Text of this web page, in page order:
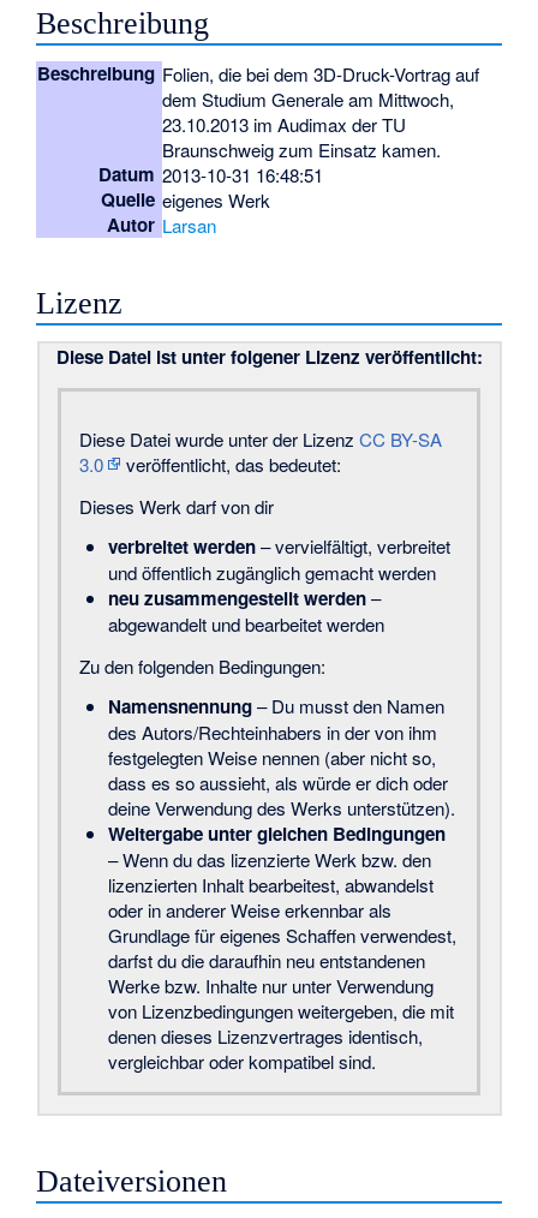
Beschreibung
Beschreibung Folien, die bei dem 3D-Druck-Vortrag auf
dem Studium Generale am Mittwoch,
23.10.2013 im Audimax der TU
Braunschweig zum Einsatz kamen.
Datum 2013-10-31 16:48:51
Quelle eigenes Werk
Autor Larsan
Lizenz
Diese Datei ist unter folgener Lizenz veröffentlicht:
Diese Datei wurde unter der Lizenz CC BY-SA
3.0
veröffentlicht, das bedeutet:
Dieses Werk darf von dir
verbreitet werden– vervielfältigt, verbreitet
und öffentlich zugänglich gemacht werden
neu zusammengestellt werden–
abgewandelt und bearbeitet werden
Zu den folgenden Bedingungen:
Namensnennung– Du musst den Namen
des Autors/Rechteinhabers in der von ihm
festgelegten Weise nennen (aber nicht so,
dass es so aussieht, als würde er dich oder
deine Verwendung des Werks unterstützen).
Weitergabe unter gleichen Bedingungen
– Wenn du das lizenzierte Werk bzw. den
lizenzierten Inhalt bearbeitest, abwandelst
oder in anderer Weise erkennbar als
Grundlage für eigenes Schaffen verwendest,
darfst du die daraufhin neu entstandenen
Werke bzw. Inhalte nur unter Verwendung
von Lizenzbedingungen weitergeben, die mit
denen dieses Lizenzvertrages identisch,
vergleichbar oder kompatibel sind.
Dateiversionen